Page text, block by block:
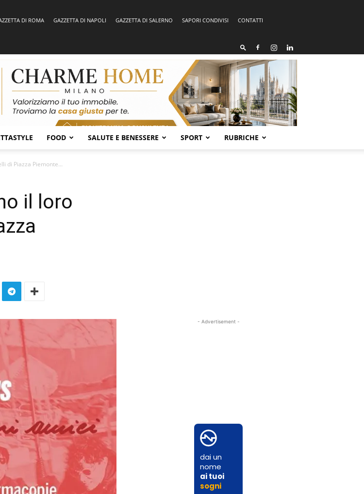
DI ROMA GAZZETTA DI NAPOLI GAZZETTA DI SALERNO SAPORI CONDIVISI
CONTATTI
FOOD SALUTE E BENESSERE SPORT RUBRICHE
di Piazza Piemonte...
il loro
- Advertisement -